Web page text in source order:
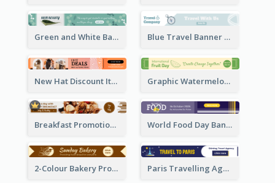
Green and White Banner Ad Blue Travel Banner Ad
New Hat Discount Items Banner Ads Graphic Watermelon International Fruit Day Leaderboard
Breakfast Promotional Leaderboard World Food Day Banner Ad
2-Colour Bakery Promotional Banner Ad Paris Travelling Agency Banner Ad